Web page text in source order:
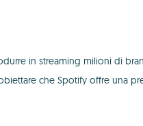
in streaming milioni di
che Spotify offre una